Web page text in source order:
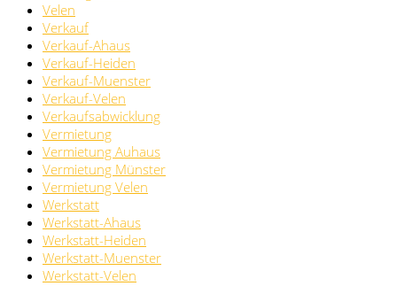
Velen
Verkauf
Verkauf-Ahaus
Verkauf-Heiden
Verkauf-Muenster
Verkauf-Velen
Verkaufsabwicklung
Vermietung
Vermietung Auhaus
Vermietung Münster
Vermietung Velen
Werkstatt
Werkstatt-Ahaus
Werkstatt-Heiden
Werkstatt-Muenster
Werkstatt-Velen